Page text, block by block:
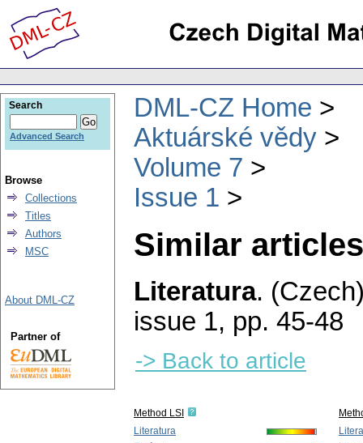
DML-CZ Home
Aktuárské vědy
Volume 7
Issue 1
Similar
Literatura.
issue 1, pp. 45-48
-> Back to article
Method LSI
Literatura
Search
Advanced Search
Browse
Collections
Titles
Authors
MSC
About DML-CZ
Partner of